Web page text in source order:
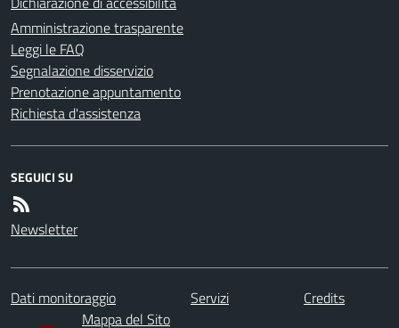
Amministrazione trasparente
Leggi le FAQ
Segnalazione disservizio
Prenotazione appuntamento
Richiesta d'assistenza
SEGUICI SU
Newsletter
Dati monitoraggio Servizi
Credits
Mappa del Sito